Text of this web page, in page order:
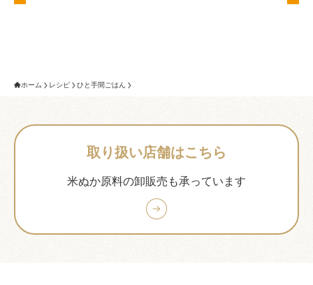
ホーム レシピ ひと手間ごはん
取り扱い店舗はこちら
米ぬか原料の卸販売も承っています